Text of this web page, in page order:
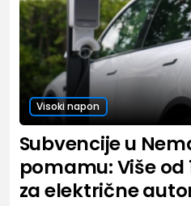
Visoki napon
Subvencije u
pomamu: Više od
za električne